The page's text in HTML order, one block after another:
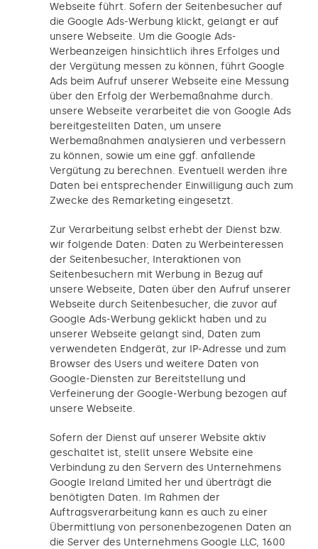
Webseite führt. Sofern der Seitenbesucher auf
die Google Ads-Werbung klickt, gelangt er auf
unsere Webseite. Um die Google Ads-
Werbeanzeigen hinsichtlich ihres Erfolges und
der Vergütung messen zu können, führt Google
Ads beim Aufruf unserer Webseite eine Messung
über den Erfolg der Werbemaßnahme durch.
unsere Webseite verarbeitet die von Google Ads
bereitgestellten Daten, um unsere
Werbemaßnahmen analysieren und verbessern
zu können, sowie um eine ggf. anfallende
Vergütung zu berechnen. Eventuell werden ihre
Daten bei entsprechender Einwilligung auch zum
Zwecke des Remarketing eingesetzt.
Zur Verarbeitung selbst erhebt der Dienst bzw.
wir folgende Daten: Daten zu Werbeinteressen
der Seitenbesucher, Interaktionen von
Seitenbesuchern mit Werbung in Bezug auf
unsere Webseite, Daten über den Aufruf unserer
Webseite durch Seitenbesucher, die zuvor auf
Google Ads-Werbung geklickt haben und zu
unserer Webseite gelangt sind, Daten zum
verwendeten Endgerät, zur IP-Adresse und zum
Browser des Users und weitere Daten von
Google-Diensten zur Bereitstellung und
Verfeinerung der Google-Werbung bezogen auf
unsere Webseite.
Sofern der Dienst auf unserer Website aktiv
geschaltet ist, stellt unsere Website eine
Verbindung zu den Servern des Unternehmens
Google Ireland Limited her und überträgt die
benötigten Daten. Im Rahmen der
Auftragsverarbeitung kann es auch zu einer
Übermittlung von personenbezogenen Daten an
die Server des Unternehmens Google LLC, 1600